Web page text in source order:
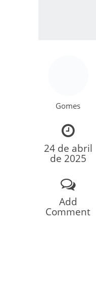
Gomes
24 de abril
de 2025
Add
Comment